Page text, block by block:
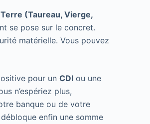
(Taureau, Vierge,
se pose sur le concret.
matérielle. Vous pouvez
pour un CDI ou une
n’espériez plus,
banque ou de votre
enfin une somme